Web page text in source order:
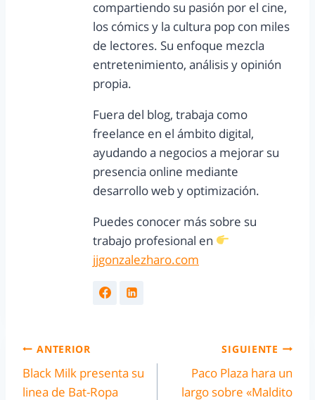
compartiendo su pasión por el cine,
los cómics y la cultura pop con miles
de lectores. Su enfoque mezcla
entretenimiento, análisis y opinión
propia.
Fuera del blog, trabaja como
freelance en el ámbito digital,
ayudando a negocios a mejorar su
presencia online mediante
desarrollo web y optimización.
Puedes conocer más sobre su
trabajo profesional en
jjgonzalezharo.com
ANTERIOR
Black Milk presenta su
linea de Bat-Ropa
SIGUIENTE
Paco Plaza hara un
largo sobre «Maldito